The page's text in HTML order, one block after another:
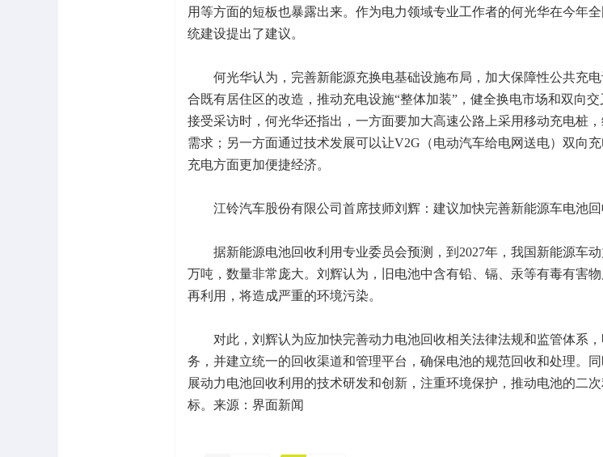
用等方面的短板也暴露出来。作为电力领域专业工作者的何光华在今年
统建设提出了建议。
何光华认为，完善新能源充换电基础设施布局，加大保障性公共充电
合既有居住区的改造，推动充电设施“整体加装”，健全换电市场和双向
接受采访时，何光华还指出，一方面要加大高速公路上采用移动充电桩
需求；另一方面通过技术发展可以让V2G（电动汽车给电网送电）双向
充电方面更加便捷经济。
江铃汽车股份有限公司首席技师刘辉：建议加快完善新能源车电池回
据新能源电池回收利用专业委员会预测，到2027年，我国新能源车动
万吨，数量非常庞大。刘辉认为，旧电池中含有铅、镉、汞等有毒有害
再利用，将造成严重的环境污染。
对此，刘辉认为应加快完善动力电池回收相关法律法规和监管体系，
务，并建立统一的回收渠道和管理平台，确保电池的规范回收和处理。
展动力电池回收利用的技术研发和创新，注重环境保护，推动电池的二
标。来源：界面新闻